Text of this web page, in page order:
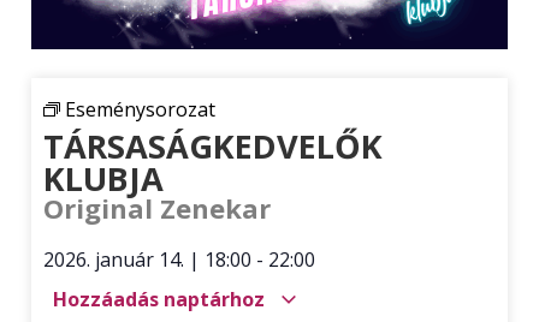
Eseménysorozat
TÁRSASÁGKEDVELŐK
KLUBJA
Original Zenekar
2026. január 14. | 18:00 - 22:00
Hozzáadás naptárhoz